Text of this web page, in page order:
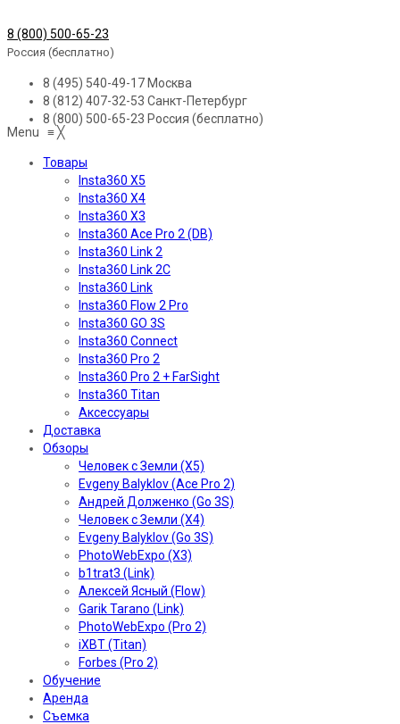
8 (800) 500-65-23
Россия (бесплатно)
8 (495) 540-49-17 Москва
8 (812) 407-32-53 Санкт-Петербург
8 (800) 500-65-23 Россия (бесплатно)
Menu ≡╳
Товары
Insta360 X5
Insta360 X4
Insta360 X3
Insta360 Ace Pro 2 (DB)
Insta360 Link 2
Insta360 Link 2C
Insta360 Link
Insta360 Flow 2 Pro
Insta360 GO 3S
Insta360 Connect
Insta360 Pro 2
Insta360 Pro 2 + FarSight
Insta360 Titan
Аксессуары
Доставка
Обзоры
Человек с Земли (X5)
Evgeny Balyklov (Ace Pro 2)
Андрей Долженко (Go 3S)
Человек с Земли (X4)
Evgeny Balyklov (Go 3S)
PhotoWebExpo (X3)
b1trat3 (Link)
Алексей Ясный (Flow)
Garik Tarano (Link)
PhotoWebExpo (Pro 2)
iXBT (Titan)
Forbes (Pro 2)
Обучение
Аренда
Съемка